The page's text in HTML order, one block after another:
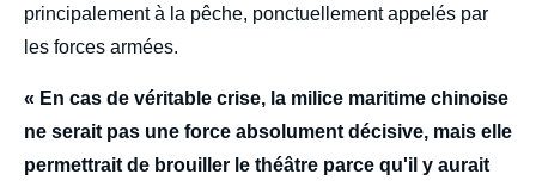
principalement à la pêche, ponctuellement appelés par
les forces armées.
« En cas de véritable crise, la milice maritime chinoise
ne serait pas une force absolument décisive, mais elle
permettrait de brouiller le théâtre parce qu'il y aurait